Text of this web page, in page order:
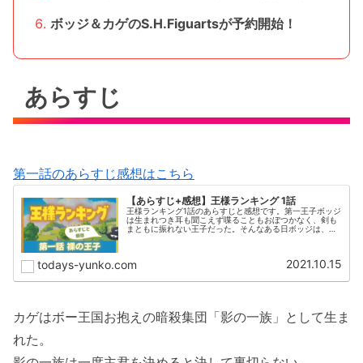
ボッジ＆カゲのS.H.Figuartsが予約開始！
あらすじ
第一話のあらすじ感想はこちら
【あらすじ+感想】王様ランキング 1話
王様ランキング1話のあらすじと感想です。第一王子ボッジ
は生まれつき耳も聞こえず喋ることもおぼつかなく、剣も
まともに振れない王子だった。そんなある日ボッジは、暗
todays-yunko.com 2021.10.15
カゲはボー王国お抱えの暗殺集団「影の一族」として生ま
れた。